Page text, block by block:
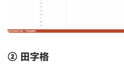
② 田字格